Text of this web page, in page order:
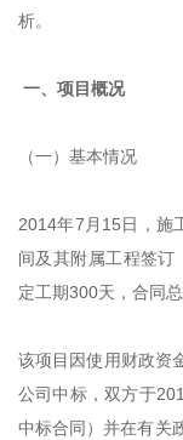
析。
一、项目概况
（一）基本情况
2014年7月15日，施
间及其附属工程签订
定工期300天，合同总
该项目因使用财政资
公司中标，双方于
中标合同）并在有关